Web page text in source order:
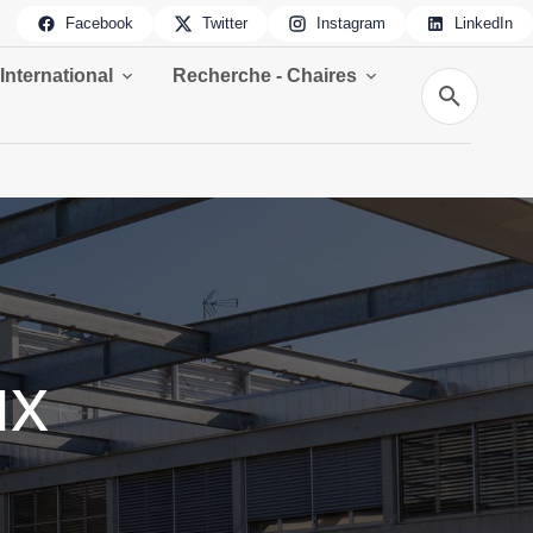
Facebook Twitter Instagram LinkedIn
International Recherche - Chaires Recherche